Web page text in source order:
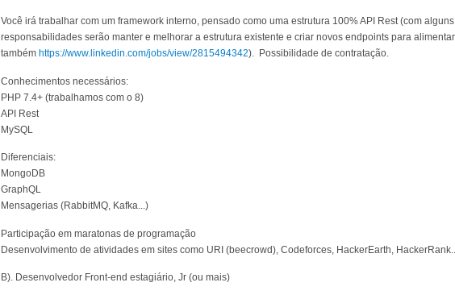
Você irá trabalhar com um framework interno, pensado como uma estrutura 100% API Rest (com
responsabilidades serão manter e melhorar a estrutura existente e criar novos endpoints para
também https://www.linkedin.com/jobs/view/2815494342). Possibilidade de contratação.
Conhecimentos necessários:
PHP 7.4+ (trabalhamos com o 8)
API Rest
MySQL
Diferenciais:
MongoDB
GraphQL
Mensagerias (RabbitMQ, Kafka...)
Participação em maratonas de programação
Desenvolvimento de atividades em sites como URI (beecrowd), Codeforces, HackerEarth,
B). Desenvolvedor Front-end estagiário, Jr (ou mais)